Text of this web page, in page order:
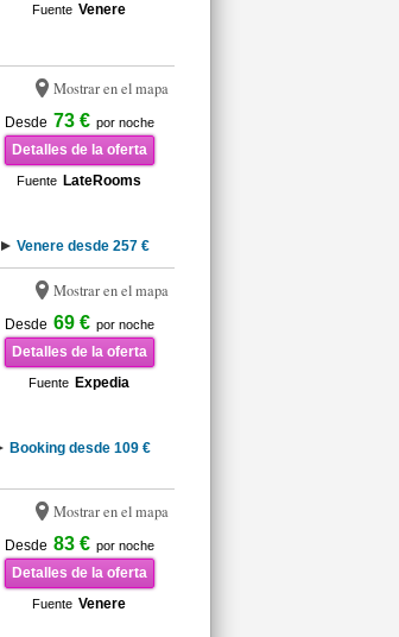
Fuente Venere
Mostrar en el mapa
Desde 73 € por noche
Detalles de la oferta
Fuente LateRooms
Venere desde 257 €
Mostrar en el mapa
Desde 69 € por noche
Detalles de la oferta
Fuente Expedia
Booking desde 109 €
Mostrar en el mapa
Desde 83 € por noche
Detalles de la oferta
Fuente Venere